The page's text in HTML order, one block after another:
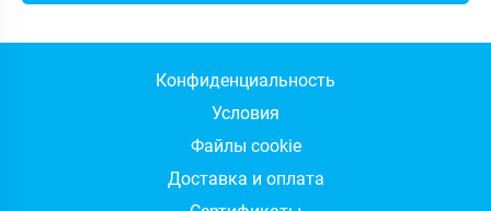
Конфиденциальность
Условия
Файлы cookie
Доставка и оплата